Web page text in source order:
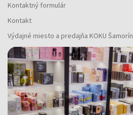
Kontaktný formulár
Kontakt
Výdajné miesto a predajňa KOKU Šamorín